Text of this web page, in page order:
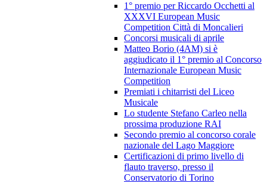
1° premio per Riccardo Occhetti al
XXXVI European Music
Competition Città di Moncalieri
Concorsi musicali di aprile
Matteo Borio (4AM) si è
aggiudicato il 1° premio al Concorso
Internazionale European Music
Competition
Premiati i chitarristi del Liceo
Musicale
Lo studente Stefano Carleo nella
prossima produzione RAI
Secondo premio al concorso corale
nazionale del Lago Maggiore
Certificazioni di primo livello di
flauto traverso, presso il
Conservatorio di Torino